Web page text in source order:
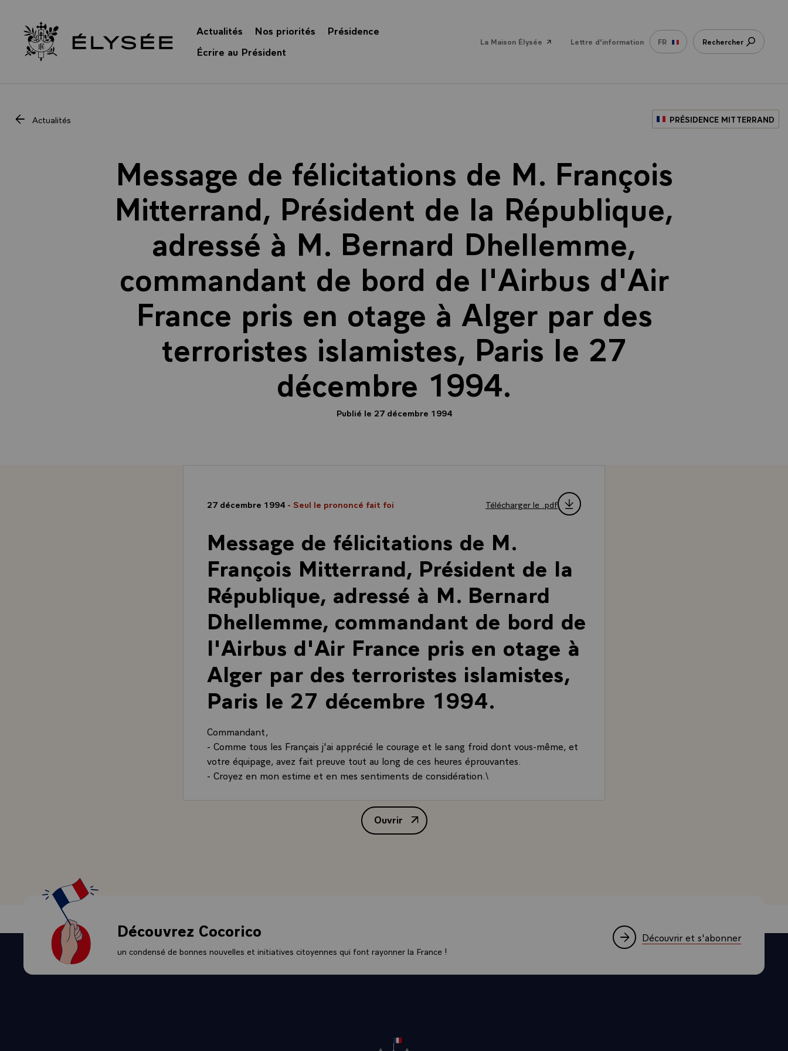
Retour à l’accueil Élysée
Actualités Nos priorités
Présidence
Écrire au Président
La Maison Élysée Lettre d'information FR Rechercher
Actualités PRÉSIDENCE MITTERRAND
Message de félicitations de M. François
Mitterrand, Président de la République,
adressé à M. Bernard Dhellemme,
commandant de bord de l'Airbus d'Air
France pris en otage à Alger par des
terroristes islamistes, Paris le 27
décembre 1994.
Publié le 27 décembre 1994
27 décembre 1994 - Seul le prononcé fait foi Télécharger le .pdf
Message de félicitations de M.
François Mitterrand, Président de la
République, adressé à M. Bernard
Dhellemme, commandant de bord de
l'Airbus d'Air France pris en otage à
Alger par des terroristes islamistes,
Paris le 27 décembre 1994.
Commandant,
- Comme tous les Français j'ai apprécié le courage et le sang froid dont vous-même, et
votre équipage, avez fait preuve tout au long de ces heures éprouvantes.
- Croyez en mon estime et en mes sentiments de considération.\
Ouvrir
Message de félicitations de M. François Mitterrand, Président de la République,
Découvrez Cocorico
un condensé de bonnes nouvelles et initiatives citoyennes qui font rayonner la France !
Découvrir et s'abonner